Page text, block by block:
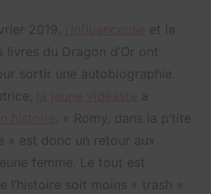
2019,
et la
livres du Dragon d’Or ont
sortir une autobiographie.
a
. « Romy, dans la p’tite
» est donc un retour aux
femme. Le tout est
l’histoire soit moins « trash »